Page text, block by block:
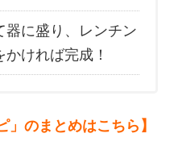
器に盛り、レンチン
ければ完成！
」のまとめはこちら】